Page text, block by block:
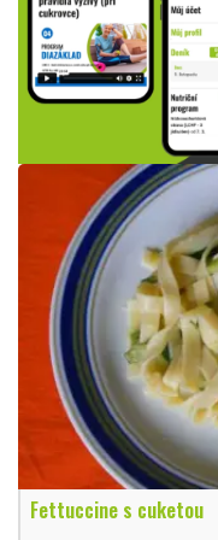
Fettuccine s cuketou